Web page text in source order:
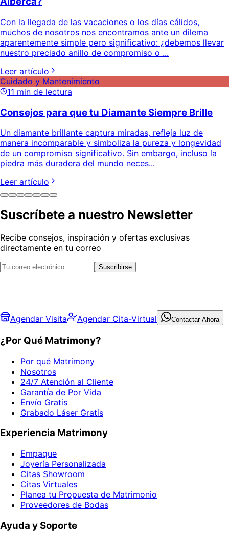
Con la llegada de las vacaciones o los días cálidos,
muchos de nosotros nos encontramos ante un dilema
aparentemente simple pero significativo: ¿debemos llevar
nuestro preciado anillo de compromiso o ...
Leer artículo
Cuidado y Mantenimiento
11 min de lectura
Consejos para que tu Diamante Siempre Brille
Un diamante brillante captura miradas, refleja luz de
manera incomparable y simboliza la pureza y longevidad
de un compromiso significativo. Sin embargo, incluso la
piedra más duradera del mundo neces...
Leer artículo
Suscríbete a nuestro Newsletter
Recibe consejos, inspiración y ofertas exclusivas
directamente en tu correo
Suscribirse
Agendar Visita Agendar Cita-Virtual Contactar Ahora
¿Por Qué Matrimony?
Por qué Matrimony
Nosotros
24/7 Atención al Cliente
Garantía de Por Vida
Envío Gratis
Grabado Láser Gratis
Experiencia Matrimony
Empaque
Joyería Personalizada
Citas Showroom
Citas Virtuales
Planea tu Propuesta de Matrimonio
Proveedores de Bodas
Ayuda y Soporte